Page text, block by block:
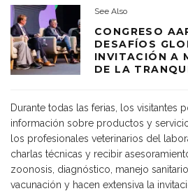
See Also
CONGRESO
DESAFÍOS
INVITACIÓN A
DE LA
Durante todas las ferias, los visitantes
información sobre productos y
los profesionales veterinarios del
charlas técnicas y recibir
zoonosis, diagnóstico, manejo
vacunación y hacen extensiva la